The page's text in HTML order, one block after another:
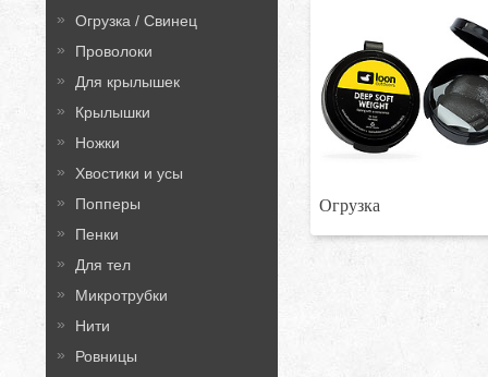
Огрузка / Свинец
Проволоки
Для крылышек
Крылышки
Ножки
Хвостики и усы
Попперы
Пенки
Для тел
Микротрубки
Нити
Ровницы
Огрузка